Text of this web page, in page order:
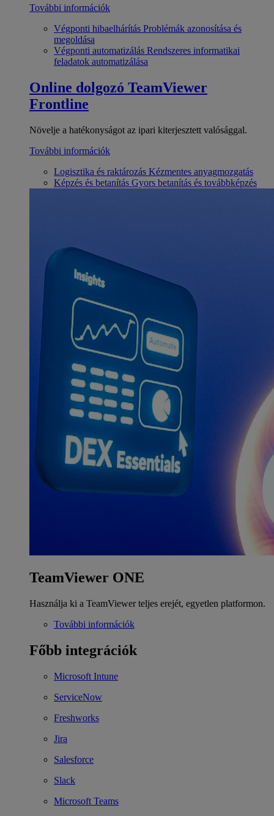
További információk
Végponti hibaelhárítás Problémák azonosítása és
megoldása
Végponti automatizálás Rendszeres informatikai
feladatok automatizálása
Online dolgozó TeamViewer
Frontline
Növelje a hatékonyságot az ipari kiterjesztett valósággal.
További információk
Logisztika és raktározás Kézmentes anyagmozgatás
Képzés és betanítás Gyors betanítás és továbbképzés
TeamViewer ONE
Használja ki a TeamViewer teljes erejét, egyetlen platformon.
További információk
Főbb integrációk
Microsoft Intune
ServiceNow
Freshworks
Jira
Salesforce
Slack
Microsoft Teams